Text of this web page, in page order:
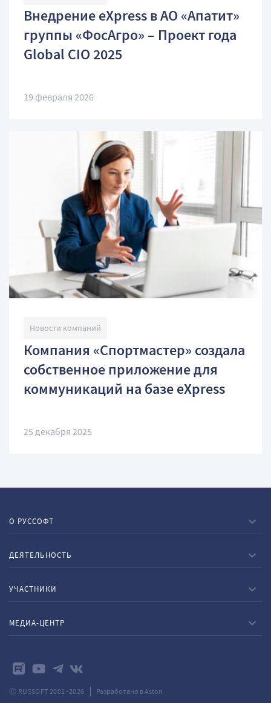
Внедрение eXpress в АО «Апатит»
группы «ФосАгро» – Проект года
Global CIO 2025
19 февраля 2026
Новости компаний
Компания «Спортмастер» создала
собственное приложение для
коммуникаций на базе eXpress
25 декабря 2025
О РУССОФТ
ДЕЯТЕЛЬНОСТЬ
УЧАСТНИКИ
МЕДИА-ЦЕНТР
Ⓒ RUSSOFT 2001–2026 Разработано в Aston